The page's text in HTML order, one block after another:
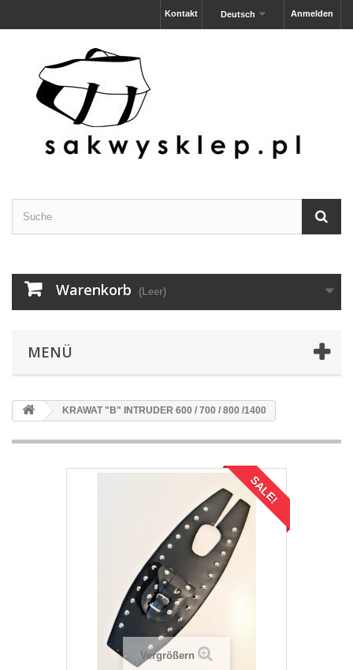
Anmelden
Deutsch
Kontakt
Warenkorb (Leer)
MENÜ
KRAWAT "B" INTRUDER 600 / 700 / 800 /1400
SALE!
Vergrößern